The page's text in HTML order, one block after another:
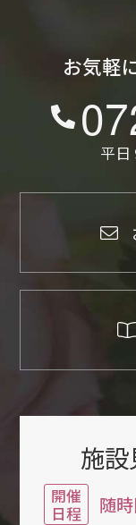
お気軽
平日
施
開催
日程
随